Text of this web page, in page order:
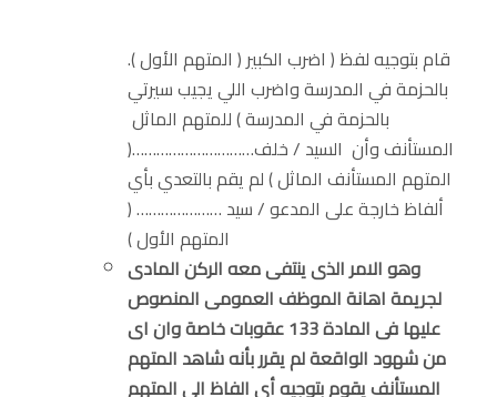
.( المتهم الأول ) قام بتوجيه لفظ ( اضرب الكبير
بالحزمة في المدرسة واضرب اللي يجيب سيرتي
بالحزمة في المدرسة ) للمتهم الماثل
المستأنف وأن السيد / خلف…………………………(
المتهم المستأنف الماثل ) لم يقم بالتعدي بأي
ألفاظ خارجة على المدعو / سيد ………………… (
المتهم الأول )
وهو الامر الذى ينتفى معه الركن المادى
لجريمة اهانة الموظف العمومى المنصوص
عليها فى المادة 133 عقوبات خاصة وان اى
من شهود الواقعة لم يقرر بأنه شاهد المتهم
المستأنف يقوم بتوجيه أى الفاظ الى المتهم